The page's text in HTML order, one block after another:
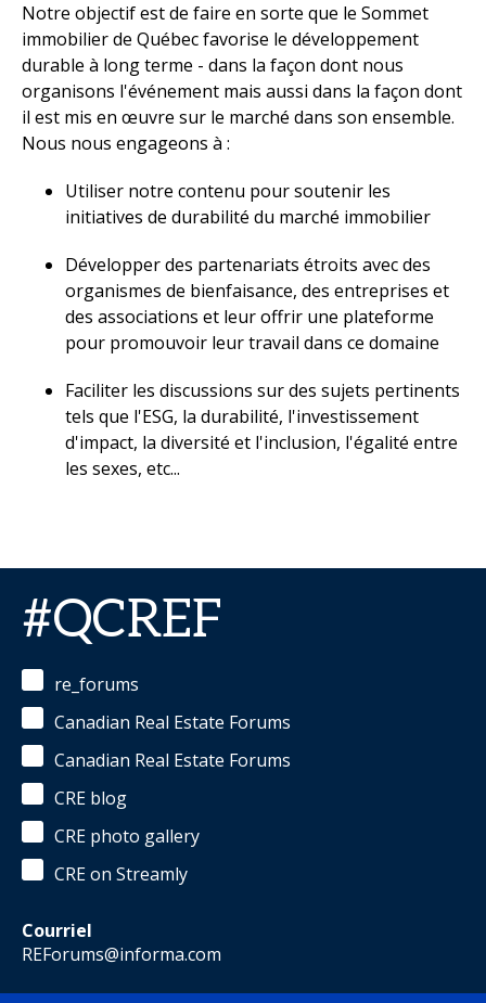
Notre objectif est de faire en sorte que le Sommet
immobilier de Québec favorise le développement
durable à long terme - dans la façon dont nous
organisons l'événement mais aussi dans la façon dont
il est mis en œuvre sur le marché dans son ensemble.
Nous nous engageons à :
Utiliser notre contenu pour soutenir les
initiatives de durabilité du marché immobilier
Développer des partenariats étroits avec des
organismes de bienfaisance, des entreprises et
des associations et leur offrir une plateforme
pour promouvoir leur travail dans ce domaine
Faciliter les discussions sur des sujets pertinents
tels que l'ESG, la durabilité, l'investissement
d'impact, la diversité et l'inclusion, l'égalité entre
les sexes, etc...
#QCREF
re_forums
Canadian Real Estate Forums
Canadian Real Estate Forums
CRE blog
CRE photo gallery
CRE on Streamly
Courriel
REForums@informa.com